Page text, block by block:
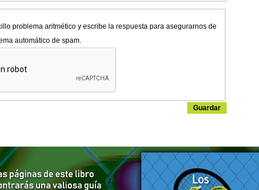
problema aritmético y escribe la respuesta para asegurarnos de
automático de spam.